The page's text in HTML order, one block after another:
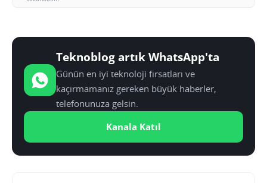
Teknoblog artık WhatsApp'ta
Günün en iyi teknoloji fırsatları ve
kaçırmamanız gereken büyük haberler,
telefonunuza gelsin.
Kanala Katıl